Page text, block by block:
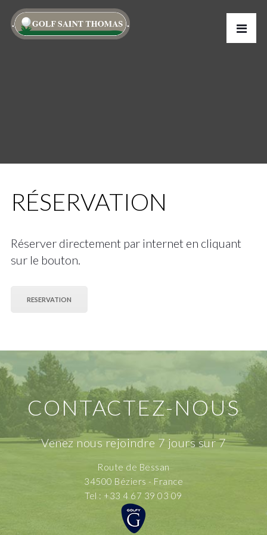
RÉSERVATION
Réserver directement par internet en cliquant
sur le bouton.
RESERVATION
CONTACTEZ-NOUS
Venez nous rejoindre 7 jours sur 7
Route de Bessan
34500 Béziers - France
Tel : +33 4 67 39 03 09